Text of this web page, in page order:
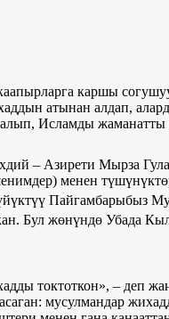
каршы
атынан алдап,
Исламды жаманатты
– Азирети Мырза
менен
Пайгамбарыбыз
Бул жөнүндө Убада
токтоткон», – деп
мусулмандар